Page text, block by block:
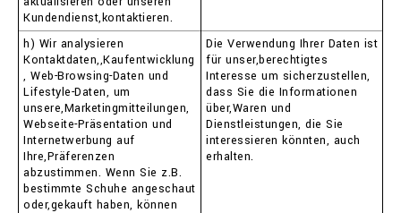
Kundendienst,kontaktieren.
h) Wir analysieren
Kontaktdaten,,Kaufentwicklung
, Web-Browsing-Daten und
Lifestyle-Daten, um
unsere,Marketingmitteilungen,
Webseite-Präsentation und
Internetwerbung auf
Ihre,Präferenzen
abzustimmen. Wenn Sie z.B.
bestimmte Schuhe angeschaut
oder,gekauft haben, können
Die Verwendung Ihrer Daten ist
für unser,berechtigtes
Interesse um sicherzustellen,
dass Sie die Informationen
über,Waren und
Dienstleistungen, die Sie
interessieren könnten, auch
erhalten.